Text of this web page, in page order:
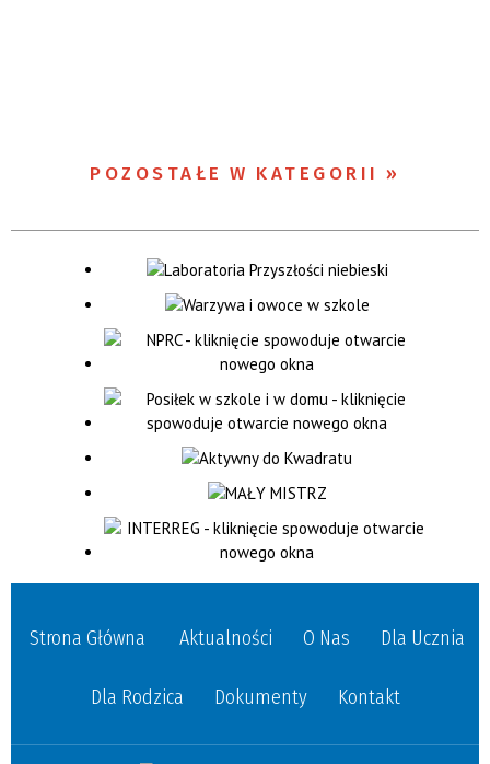
POZOSTAŁE W KATEGORII
Strona Główna Aktualności O Nas Dla Ucznia
Dla Rodzica Dokumenty Kontakt